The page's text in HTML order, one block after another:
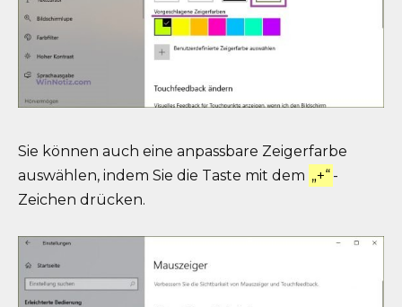
Sie können auch eine anpassbare Zeigerfarbe
auswählen, indem Sie die Taste mit dem „+“ -
Zeichen drücken.